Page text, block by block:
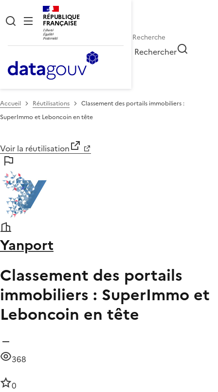
RÉPUBLIQUE
FRANÇAISE
Rechercher
Accueil Réutilisations
Classement des portails immobiliers :
SuperImmo et Leboncoin en tête
Voir la réutilisation
Yanport
Classement des portails
immobiliers : SuperImmo et
Leboncoin en tête
368
0